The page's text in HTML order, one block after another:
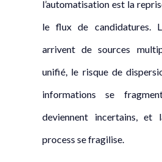
l’automatisation est la
le flux de candidatures.
arrivent de sources
unifié, le risque de
informations se
deviennent incertains, et
process se fragilise.